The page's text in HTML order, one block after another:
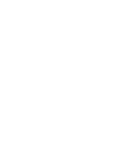
Du som är Menigo-